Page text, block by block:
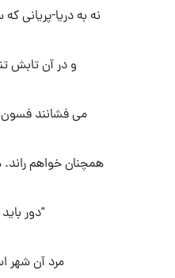
نه به دریا-پریانی
و در آن تابش
می فشانند
همچنان خواهم
"دور
مرد آن شهر